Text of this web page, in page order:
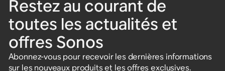
Restez au courant de
toutes les actualités et
offres Sonos
Abonnez-vous pour recevoir les dernières informations
sur les nouveaux produits et les offres exclusives.